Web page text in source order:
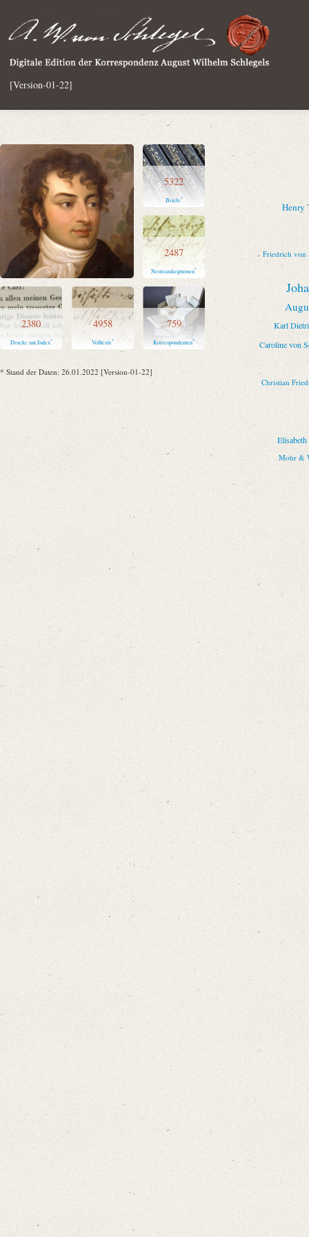
[Version-01-22]
5322
Briefe*
2487
Neutranskriptionen*
2380
Drucke mit Index*
4958
Volltexte*
759
Korrespondenten*
* Stand der Daten: 26.01.2022 [Version-01-22]
Henry
Caroline von
Karl
Christian
Friedrich von
Mohr &